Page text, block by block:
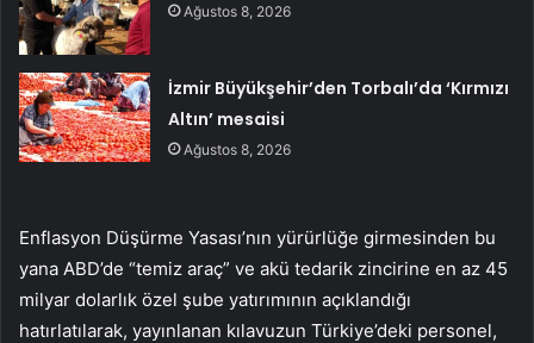
Ağustos 8, 2026
İzmir Büyükşehir’den Torbalı’da ‘Kırmızı
Altın’ mesaisi
Ağustos 8, 2026
Enflasyon Düşürme Yasası’nın yürürlüğe girmesinden bu
yana ABD’de “temiz araç” ve akü tedarik zincirine en az 45
milyar dolarlık özel şube yatırımının açıklandığı
hatırlatılarak, yayınlanan kılavuzun Türkiye’deki personel,